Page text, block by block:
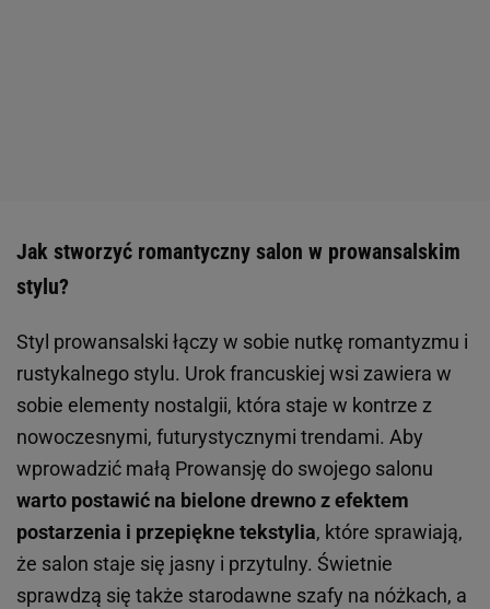
Jak stworzyć romantyczny salon w prowansalskim
stylu?
Styl prowansalski łączy w sobie nutkę romantyzmu i
rustykalnego stylu. Urok francuskiej wsi zawiera w
sobie elementy nostalgii, która staje w kontrze z
nowoczesnymi, futurystycznymi trendami. Aby
wprowadzić małą Prowansję do swojego salonu
warto postawić na bielone drewno z efektem
postarzenia i przepiękne tekstylia, które sprawiają,
że salon staje się jasny i przytulny. Świetnie
sprawdzą się także starodawne szafy na nóżkach, a